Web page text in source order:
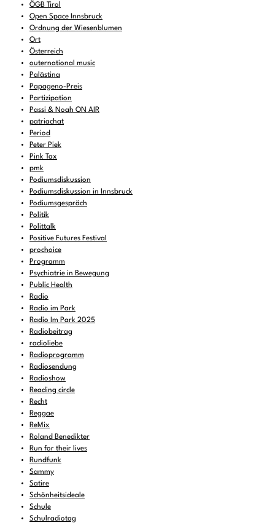
ÖGB Tirol
Open Space Innsbruck
Ordnung der Wiesenblumen
Ort
Österreich
outernational music
Palästina
Papageno-Preis
Partizipation
Passi & Noah ON AIR
patriachat
Period
Peter Piek
Pink Tax
pmk
Podiumsdiskussion
Podiumsdiskussion in Innsbruck
Podiumsgespräch
Politik
Polittalk
Positive Futures Festival
prochoice
Programm
Psychiatrie in Bewegung
Public Health
Radio
Radio im Park
Radio Im Park 2025
Radiobeitrag
radioliebe
Radioprogramm
Radiosendung
Radioshow
Reading circle
Recht
Reggae
ReMix
Roland Benedikter
Run for their lives
Rundfunk
Sammy
Satire
Schönheitsideale
Schule
Schulradiotag